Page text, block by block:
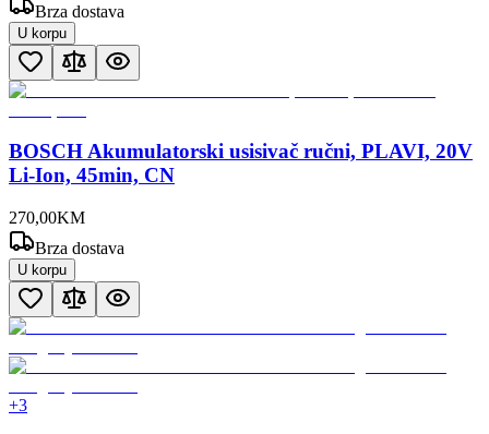
Brza dostava
U korpu
BOSCH Akumulatorski usisivač ručni, PLAVI, 20V
Li-Ion, 45min, CN
270,00KM
Brza dostava
U korpu
+3